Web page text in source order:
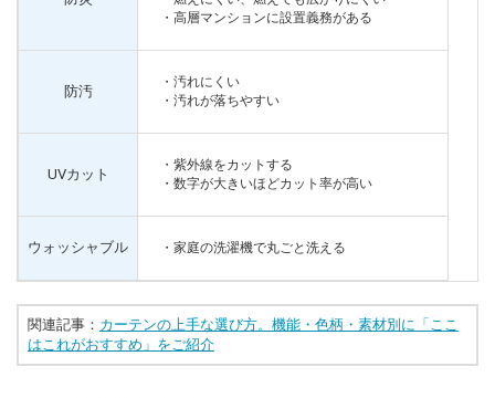
・高層マンションに設置義務がある
防汚
・汚れにくい
・汚れが落ちやすい
UVカット
・紫外線をカットする
・数字が大きいほどカット率が高い
ウォッシャブル ・家庭の洗濯機で丸ごと洗える
関連記事： カーテンの上手な選び方。機能・色柄・素材別に「ここ
はこれがおすすめ」をご紹介